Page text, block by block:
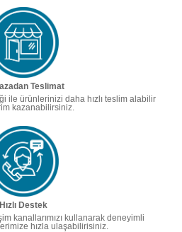
Teslimat
ile ürünlerinizi daha hızlı teslim alabilir
kazanabilirsiniz.
Hızlı Destek
kanallarımızı kullanarak deneyimli
hızla ulaşabilirisiniz.